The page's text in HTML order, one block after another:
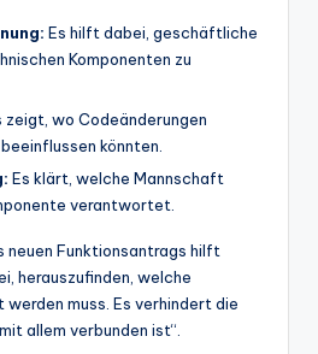
Es hilft dabei, geschäftliche
Komponenten zu
zeigt, wo Codeänderungen
könnten.
Es klärt, welche Mannschaft
verantwortet.
neuen Funktionsantrags hilft
herauszufinden, welche
muss. Es verhindert die
allem verbunden ist“.